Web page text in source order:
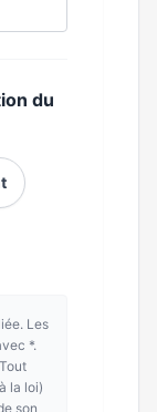
du
Les
*.
la loi)
son